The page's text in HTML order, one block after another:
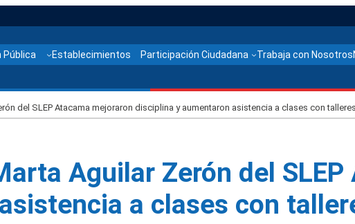
Pública Establecimientos Participación Ciudadana Trabaja con Nosotros
del SLEP Atacama mejoraron disciplina y aumentaron asistencia a clases con
Aguilar Zerón del
a clases con